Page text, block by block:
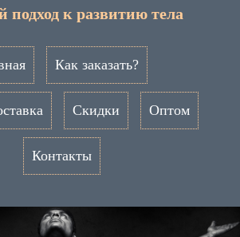
подход к развитию тела
Как заказать?
Скидки Оптом
Контакты